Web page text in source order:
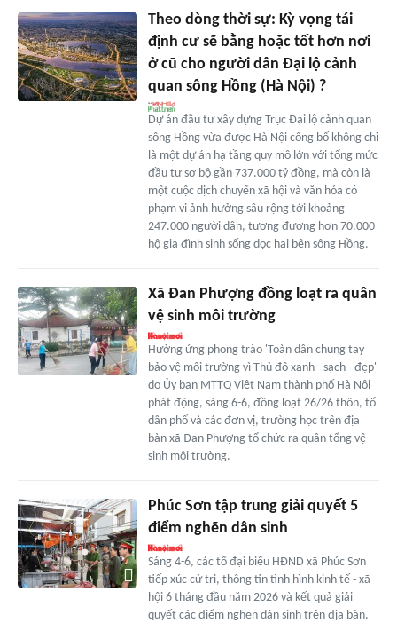
Theo dòng thời sự: Kỳ vọng tái
định cư sẽ bằng hoặc tốt hơn nơi
ở cũ cho người dân Đại lộ cảnh
quan sông Hồng (Hà Nội) ?
Dự án đầu tư xây dựng Trục Đại lộ cảnh quan
sông Hồng vừa được Hà Nội công bố không chỉ
là một dự án hạ tầng quy mô lớn với tổng mức
đầu tư sơ bộ gần 737.000 tỷ đồng, mà còn là
một cuộc dịch chuyển xã hội và văn hóa có
phạm vi ảnh hưởng sâu rộng tới khoảng
247.000 người dân, tương đương hơn 70.000
hộ gia đình sinh sống dọc hai bên sông Hồng.
Xã Đan Phượng đồng loạt ra quân
vệ sinh môi trường
Hưởng ứng phong trào 'Toàn dân chung tay
bảo vệ môi trường vì Thủ đô xanh - sạch - đẹp'
do Ủy ban MTTQ Việt Nam thành phố Hà Nội
phát động, sáng 6-6, đồng loạt 26/26 thôn, tổ
dân phố và các đơn vị, trường học trên địa
bàn xã Đan Phượng tổ chức ra quân tổng vệ
sinh môi trường.
Phúc Sơn tập trung giải quyết 5
điểm nghẽn dân sinh
Sáng 4-6, các tổ đại biểu HĐND xã Phúc Sơn
tiếp xúc cử tri, thông tin tình hình kinh tế - xã
hội 6 tháng đầu năm 2026 và kết quả giải
quyết các điểm nghẽn dân sinh trên địa bàn.